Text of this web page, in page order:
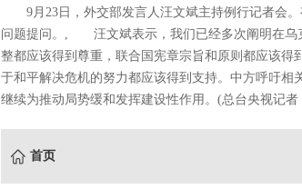
9月23日，外交部发言人汪文斌主持例行记者会。
问题提问。, 汪文斌表示，我们已经多次阐明在乌
整都应该得到尊重，联合国宪章宗旨和原则都应该得
于和平解决危机的努力都应该得到支持。中方呼吁
继续为推动局势缓和发挥建设性作用。(总台央视记者
首页